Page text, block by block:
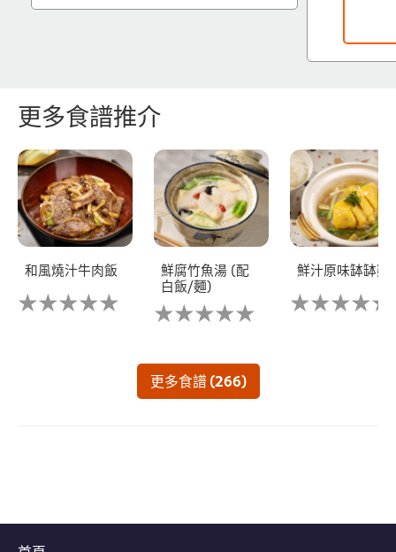
更多食譜推介
和風燒汁牛肉飯
没
有
鮮腐竹魚湯 (配
白飯/麵)
没
有
个
recipe
提
鮮汁原味缽缽雞
没
有
更多食譜 (266)